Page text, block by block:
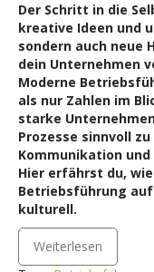
Der Schritt in die
kreative Ideen und
sondern auch neue
dein Unternehmen
Moderne
als nur Zahlen im
starke
Prozesse sinnvoll
Kommunikation
Hier erfährst du,
Betriebsführung
kulturell.
Weiterlesen